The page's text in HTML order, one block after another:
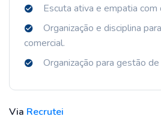
Escuta ativa e empatia com
Organização e disciplina
comercial.
Organização para gestão
Via Recrutei